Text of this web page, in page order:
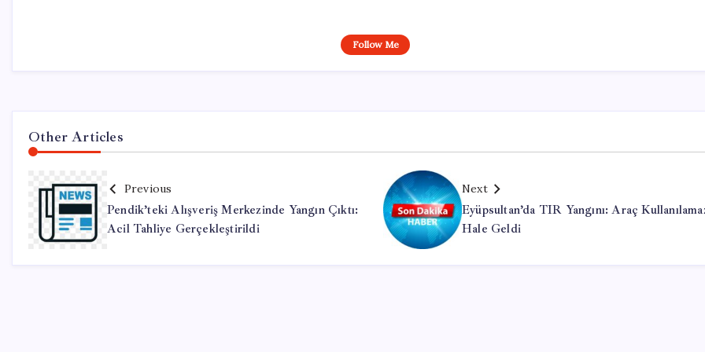
Follow Me
Other Articles
Previous
Pendik’teki Alışveriş Merkezinde Yangın Çıktı:
Acil Tahliye Gerçekleştirildi
Next
Eyüpsultan’da TIR Yangını: Araç
Hale Geldi